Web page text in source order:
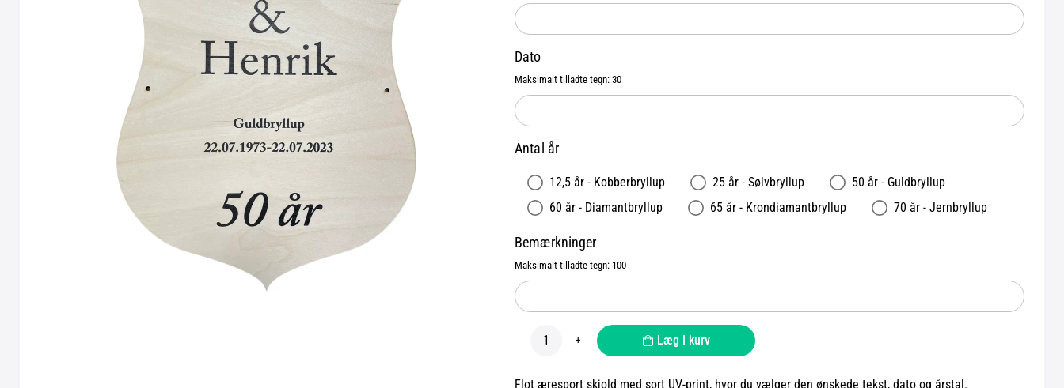
Dato
Maksimalt tilladte tegn: 30
Antal år
12,5 år - Kobberbryllup 25 år - Sølvbryllup
50 år - Guldbryllup
60 år - Diamantbryllup
65 år - Krondiamantbryllup 70 år - Jernbryllup
Bemærkninger
Maksimalt tilladte tegn: 100
- + Læg i kurv
Flot æresport skjold med sort UV-print, hvor du vælger den ønskede tekst, dato og årstal.